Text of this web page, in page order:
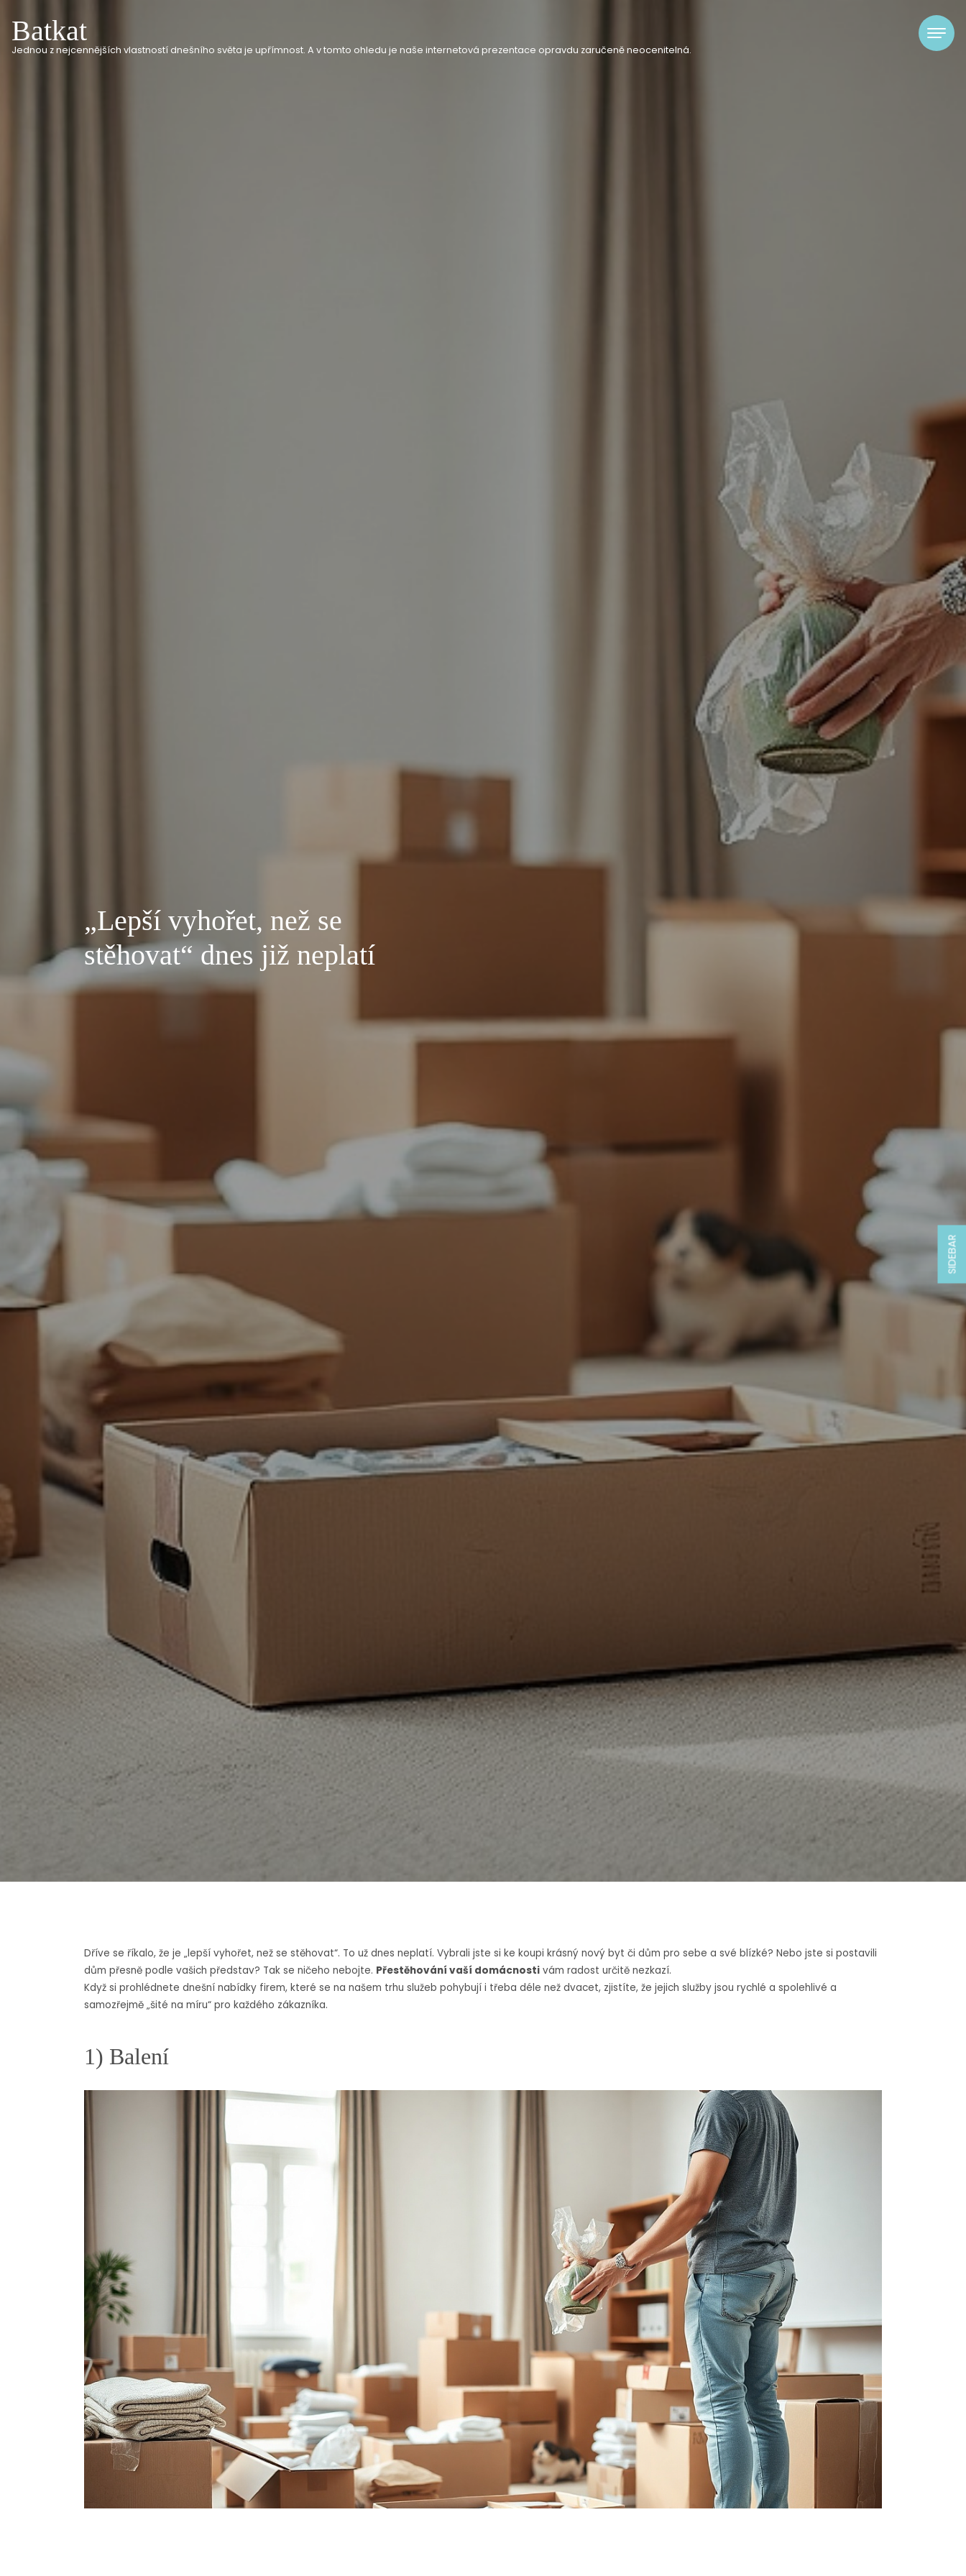
Batkat
Jednou z nejcennějších vlastností dnešního světa je upřímnost. A v tomto ohledu je naše internetová prezentace opravdu zaručeně neocenitelná.
„Lepší vyhořet, než se
stěhovat“ dnes již neplatí
SIDEBAR
Dříve se říkalo, že je „lepší vyhořet, než se stěhovat“. To už dnes neplatí. Vybrali jste si ke koupi krásný nový byt či dům pro sebe a své blízké? Nebo jste si postavili
dům přesně podle vašich představ? Tak se ničeho nebojte. Přestěhování vaší domácnosti vám radost určitě nezkazí.
Když si prohlédnete dnešní nabídky firem, které se na našem trhu služeb pohybují i třeba déle než dvacet, zjistíte, že jejich služby jsou rychlé a spolehlivé a
samozřejmě „šité na míru“ pro každého zákazníka.
1) Balení